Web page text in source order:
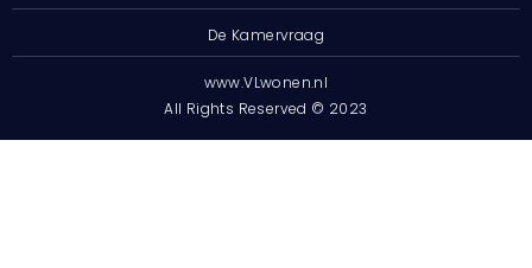
De Kamervraag
www.VLwonen.nl
All Rights Reserved © 2023